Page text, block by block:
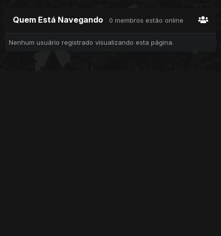
Quem Está Navegando 0 membros estão online
Nenhum usuário registrado visualizando esta página.